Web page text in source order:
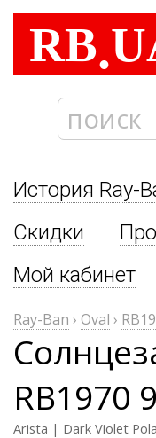
RB.
История Ray-
Скидки
Мой кабинет
Ray-Ban › Oval ›
RB1970
Arista | Dark Violet